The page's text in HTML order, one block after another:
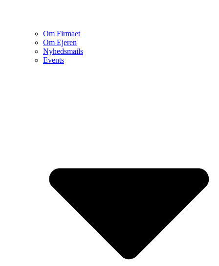
Om Firmaet
Om Ejeren
Nyhedsmails
Events